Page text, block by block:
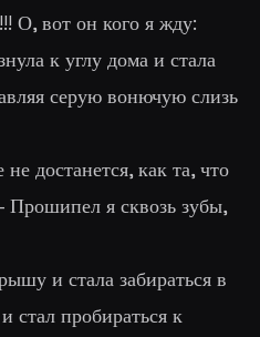
О, вот он кого я жду:
к углу дома и стала
серую вонючую слизь
достанется, как та, что
Прошипел я сквозь зубы,
и стала забираться в
стал пробираться к